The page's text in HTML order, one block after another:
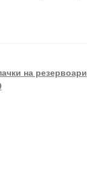
на резервоари